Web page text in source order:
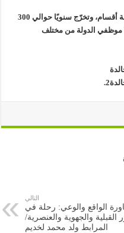
(*) المدرسة العليا للتعليم ENS تضم خمسة أقسام، وتخرّج سنويًا حوالي 300
طالب، كما تُعِدّ موظفي الدولة من مختلف
التالي
الواقع والوعي: رحلة في
القبلية والجهوية والعنصرية/
المرابط ولد محمد لخديم